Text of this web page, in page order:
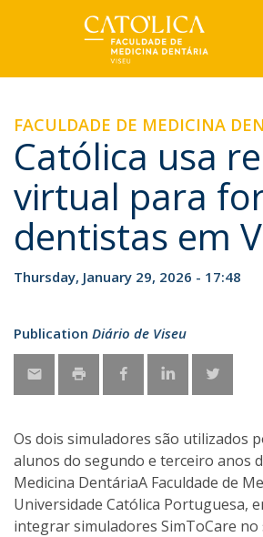
FACULDADE DE MEDICINA
Católica usa
virtual para
dentistas em
Thursday, January 29, 2026 - 17:48
Publication Diário de Viseu
Os dois simuladores são utilizados
alunos do segundo e terceiro anos
Medicina DentáriaA Faculdade de
Universidade Católica Portuguesa,
integrar simuladores SimToCare no